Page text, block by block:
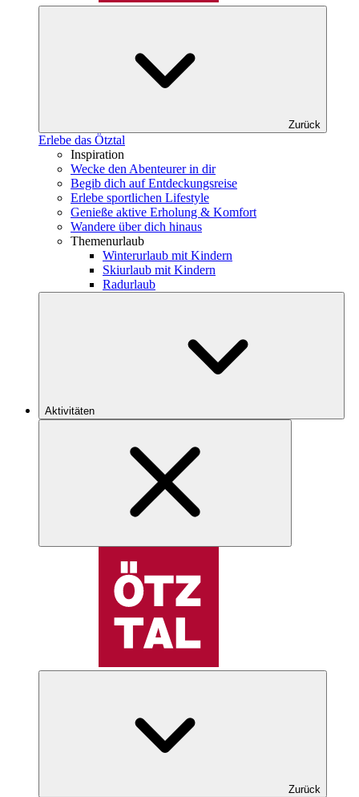
Zurück
Erlebe das Ötztal
Inspiration
Wecke den Abenteurer in dir
Begib dich auf Entdeckungsreise
Erlebe sportlichen Lifestyle
Genieße aktive Erholung & Komfort
Wandere über dich hinaus
Themenurlaub
Winterurlaub mit Kindern
Skiurlaub mit Kindern
Radurlaub
Aktivitäten
Zurück